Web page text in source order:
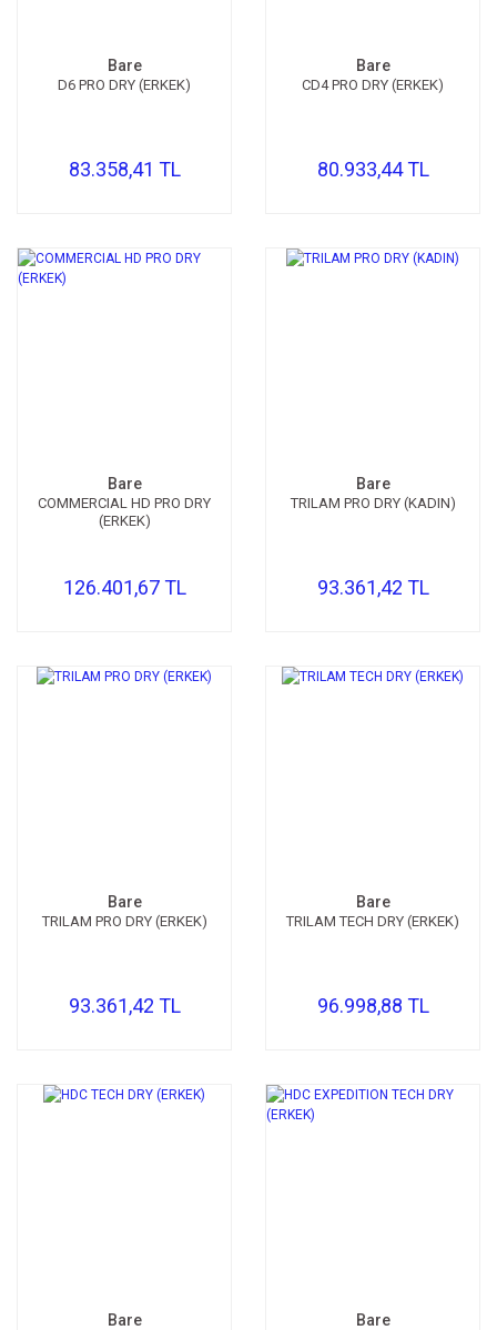
Bare
D6 PRO DRY (ERKEK)
83.358,41 TL
Bare
CD4 PRO DRY (ERKEK)
80.933,44 TL
Bare
COMMERCIAL HD PRO DRY
(ERKEK)
126.401,67 TL
Bare
TRILAM PRO DRY (KADIN)
93.361,42 TL
Bare
TRILAM PRO DRY (ERKEK)
93.361,42 TL
Bare
TRILAM TECH DRY (ERKEK)
96.998,88 TL
Bare Bare